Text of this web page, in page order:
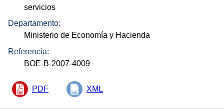
servicios
Departamento:
Ministerio de Economía y Hacienda
Referencia:
BOE-B-2007-4009
PDF XML